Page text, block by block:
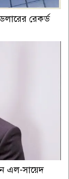
রেকর্ড
এল-সায়েদ